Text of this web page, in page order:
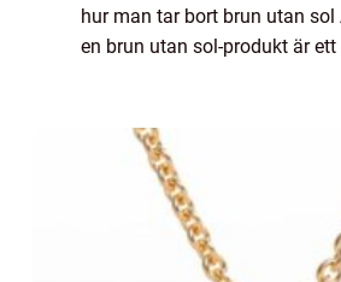
hur man tar bort brun utan sol
en brun utan sol-produkt är ett